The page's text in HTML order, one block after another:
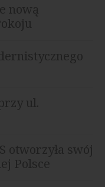
nową
ul.
otworzyła swój
Polsce